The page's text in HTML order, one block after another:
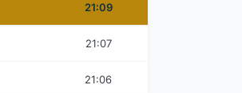
21:09
21:07
21:06